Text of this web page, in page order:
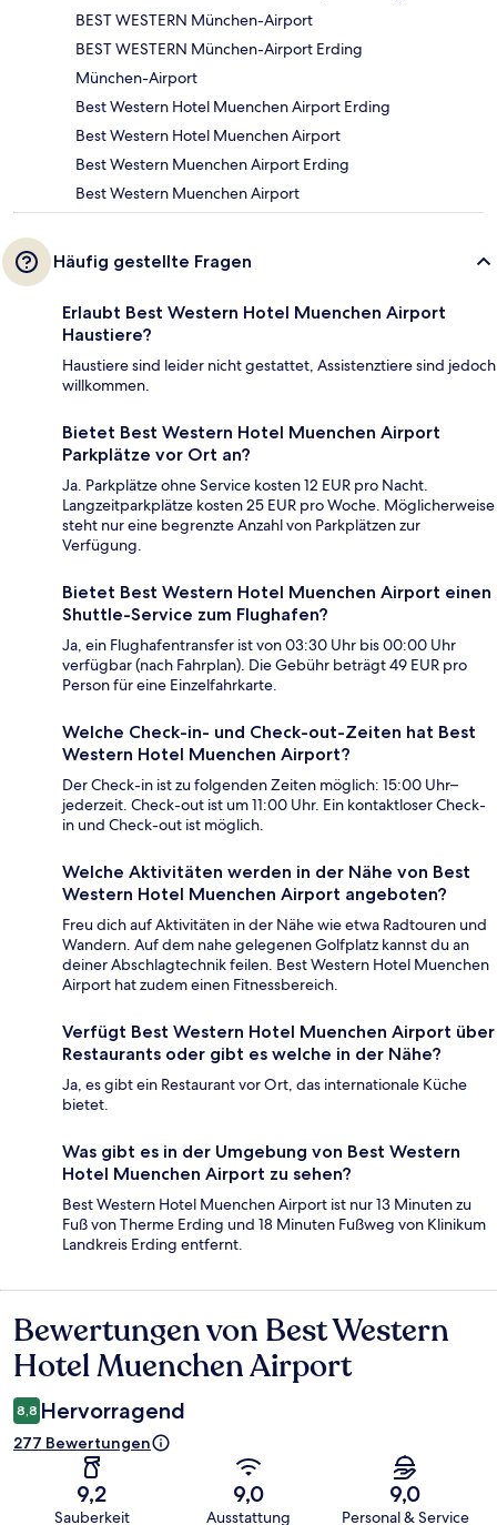
BEST WESTERN München-Airport
BEST WESTERN München-Airport Erding
München-Airport
Best Western Hotel Muenchen Airport Erding
Best Western Hotel Muenchen Airport
Best Western Muenchen Airport Erding
Best Western Muenchen Airport
Häufig gestellte Fragen
Erlaubt Best Western Hotel Muenchen Airport
Haustiere?
Haustiere sind leider nicht gestattet, Assistenztiere sind jedoch
willkommen.
Bietet Best Western Hotel Muenchen Airport
Parkplätze vor Ort an?
Ja. Parkplätze ohne Service kosten 12 EUR pro Nacht.
Langzeitparkplätze kosten 25 EUR pro Woche. Möglicherweise
steht nur eine begrenzte Anzahl von Parkplätzen zur
Verfügung.
Bietet Best Western Hotel Muenchen Airport einen
Shuttle-Service zum Flughafen?
Ja, ein Flughafentransfer ist von 03:30 Uhr bis 00:00 Uhr
verfügbar (nach Fahrplan). Die Gebühr beträgt 49 EUR pro
Person für eine Einzelfahrkarte.
Welche Check-in- und Check-out-Zeiten hat Best
Western Hotel Muenchen Airport?
Der Check-in ist zu folgenden Zeiten möglich: 15:00 Uhr–
jederzeit. Check-out ist um 11:00 Uhr. Ein kontaktloser Check-
in und Check-out ist möglich.
Welche Aktivitäten werden in der Nähe von Best
Western Hotel Muenchen Airport angeboten?
Freu dich auf Aktivitäten in der Nähe wie etwa Radtouren und
Wandern. Auf dem nahe gelegenen Golfplatz kannst du an
deiner Abschlagtechnik feilen. Best Western Hotel Muenchen
Airport hat zudem einen Fitnessbereich.
Verfügt Best Western Hotel Muenchen Airport über
Restaurants oder gibt es welche in der Nähe?
Ja, es gibt ein Restaurant vor Ort, das internationale Küche
bietet.
Was gibt es in der Umgebung von Best Western
Hotel Muenchen Airport zu sehen?
Best Western Hotel Muenchen Airport ist nur 13 Minuten zu
Fuß von Therme Erding und 18 Minuten Fußweg von Klinikum
Landkreis Erding entfernt.
Bewertungen
Bewertungen von Best Western
Hotel Muenchen Airport
8,8 Hervorragend
277 Bewertungen
9,2
Sauberkeit
9,0
Ausstattung
9,0
Personal & Service